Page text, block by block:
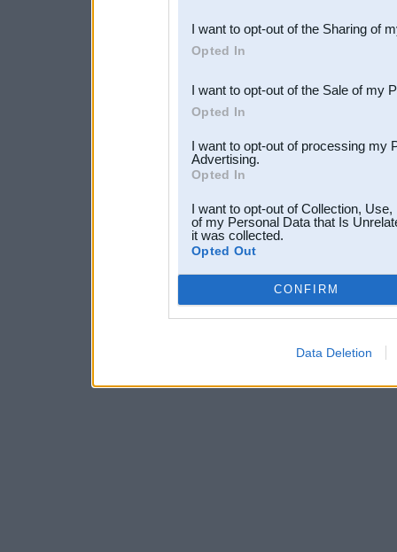
Downstream Participants
third parties.
I want to opt-out of the Sharing of
Opted In
I want to opt-out of the Sale of my
Opted In
I want to opt-out of processing my
Advertising.
Opted In
I want to opt-out of Collection,
of my Personal Data that Is
it was collected.
Opted Out
CONFIRM
Data Deletion